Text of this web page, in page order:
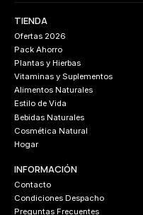
TIENDA
Ofertas 2026
Pack Ahorro
Plantas y Hierbas
Vitaminas y Suplementos
Alimentos Naturales
Estilo de Vida
Bebidas Naturales
Cosmética Natural
Hogar
INFORMACIÓN
Contacto
Condiciones Despacho
Preguntas Frecuentes